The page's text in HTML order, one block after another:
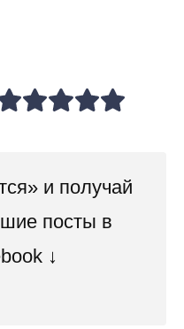
и получай
посты в
↓